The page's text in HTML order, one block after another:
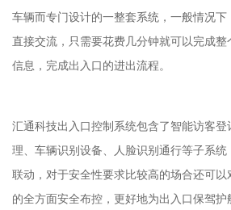
车辆而专门设计的一整套系统，一般情况
直接交流，只需要花费几分钟就可以完成整
信息，完成出入口的进出流程。
汇通科技出入口控制系统包含了智能访客
理、车辆识别设备、人脸识别通行等子系
联动，对于安全性要求比较高的场合还可以
的全方面安全布控，更好地为出入口保驾